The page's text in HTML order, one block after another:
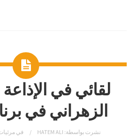
لقائي في
الزهراني في
نشرت بواسطة: HATEM ALI في